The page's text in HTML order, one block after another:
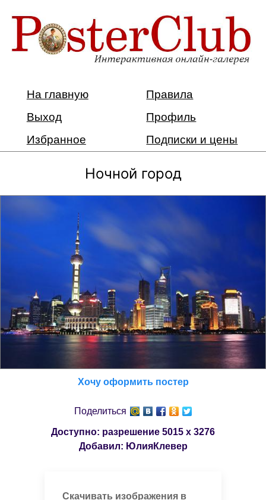
На главную
Правила
Выход
Профиль
Избранное
Подписки и цены
Ночной город
Хочу оформить постер
Поделиться
Доступно: разрешение 5015 x 3276
Добавил: ЮлияКлевер
Скачивать изображения в